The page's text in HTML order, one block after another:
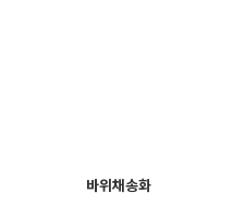
바위채송화